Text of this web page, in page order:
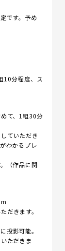
です。予め
10分程度、ス
て、1組30分
ていただき
わかるプレ
（作品に関
だきます。
投影可能。
ただきま